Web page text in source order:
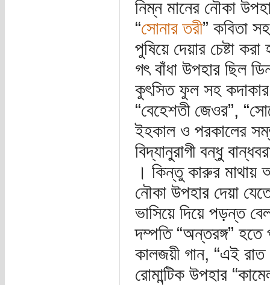
নিম্ন মানের নৌকা
“সোনার তরী” কবিতা
পুষিয়ে দেয়ার চেষ্টা
গৎ বাঁধা উপহার ছিল
কুৎসিত ফুল সহ
“বেহেশতী জেওর”,
ইহকাল ও পরকালের
বিদ্যানুরাগী বন্ধু
। কিন্তু কারুর মাথায়
নৌকা উপহার দেয়া
ভাসিয়ে দিয়ে পড়ন্ত
দম্পতি “অন্তরঙ্গ” হতে
কালজয়ী গান, “এই
রোমান্টিক উপহার